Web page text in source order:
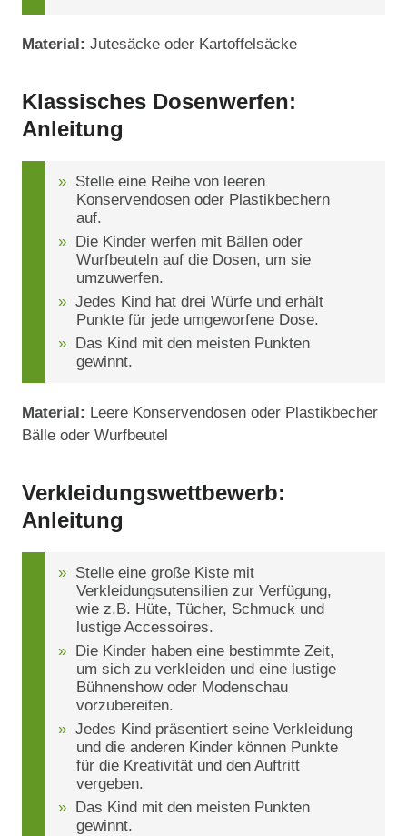
Material: Jutesäcke oder Kartoffelsäcke
Klassisches Dosenwerfen:
Anleitung
Stelle eine Reihe von leeren
Konservendosen oder Plastikbechern
auf.
Die Kinder werfen mit Bällen oder
Wurfbeuteln auf die Dosen, um sie
umzuwerfen.
Jedes Kind hat drei Würfe und erhält
Punkte für jede umgeworfene Dose.
Das Kind mit den meisten Punkten
gewinnt.
Material: Leere Konservendosen oder Plastikbecher
Bälle oder Wurfbeutel
Verkleidungswettbewerb:
Anleitung
Stelle eine große Kiste mit
Verkleidungsutensilien zur Verfügung,
wie z.B. Hüte, Tücher, Schmuck und
lustige Accessoires.
Die Kinder haben eine bestimmte Zeit,
um sich zu verkleiden und eine lustige
Bühnenshow oder Modenschau
vorzubereiten.
Jedes Kind präsentiert seine Verkleidung
und die anderen Kinder können Punkte
für die Kreativität und den Auftritt
vergeben.
Das Kind mit den meisten Punkten
gewinnt.